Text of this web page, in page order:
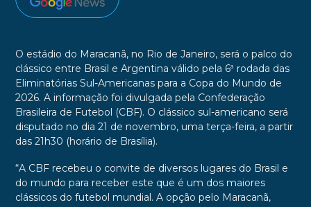
O estádio do Maracanã, no Rio de Janeiro, será o palco do
clássico entre Brasil e Argentina válido pela 6ª rodada das
Eliminatórias Sul-Americanas para a Copa do Mundo de
2026. A informação foi divulgada pela Confederação
Brasileira de Futebol (CBF). O clássico sul-americano será
disputado no dia 21 de novembro, uma terça-feira, a partir
das 21h30 (horário de Brasília).
“A CBF recebeu o convite de diversos lugares do Brasil e
do mundo para receber este que é um dos maiores
clássicos do futebol mundial. A opção pelo Maracanã,